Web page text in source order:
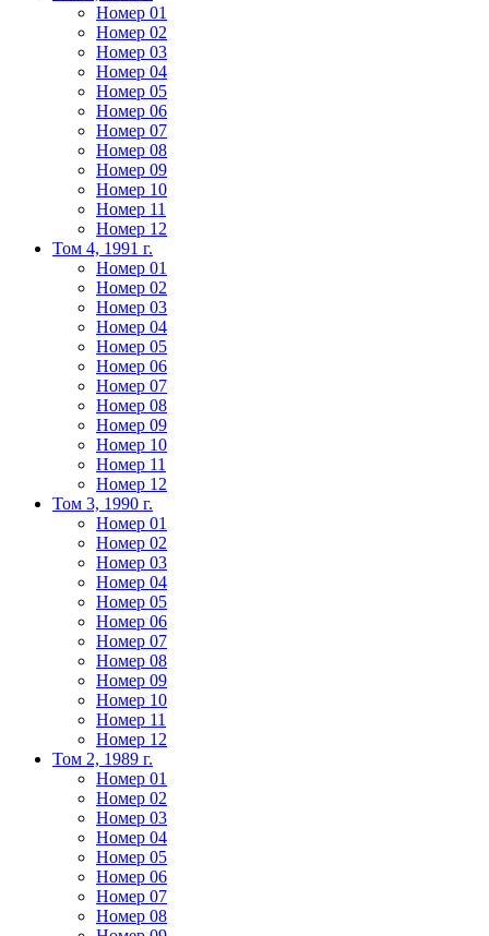
Номер 01
Номер 02
Номер 03
Номер 04
Номер 05
Номер 06
Номер 07
Номер 08
Номер 09
Номер 10
Номер 11
Номер 12
Том 4, 1991 г.
Номер 01
Номер 02
Номер 03
Номер 04
Номер 05
Номер 06
Номер 07
Номер 08
Номер 09
Номер 10
Номер 11
Номер 12
Том 3, 1990 г.
Номер 01
Номер 02
Номер 03
Номер 04
Номер 05
Номер 06
Номер 07
Номер 08
Номер 09
Номер 10
Номер 11
Номер 12
Том 2, 1989 г.
Номер 01
Номер 02
Номер 03
Номер 04
Номер 05
Номер 06
Номер 07
Номер 08